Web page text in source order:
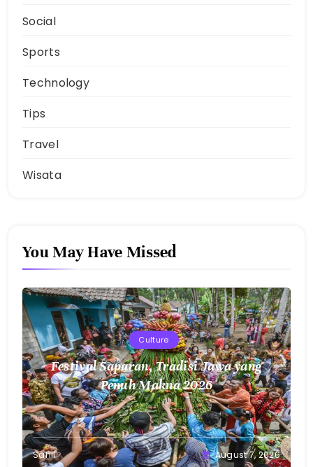
Social
Sports
Technology
Tips
Travel
Wisata
You May Have Missed
Culture
Festival Saparan, Tradisi Jawa yang
Penuh Makna 2026
Sahil August 7, 2026